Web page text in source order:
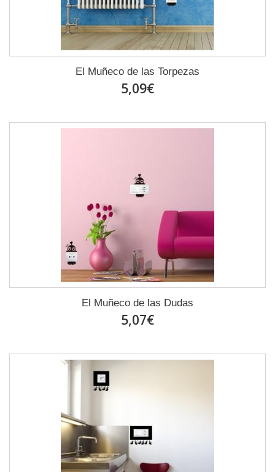
El Muñeco de las Torpezas
5,09€
El Muñeco de las Dudas
5,07€